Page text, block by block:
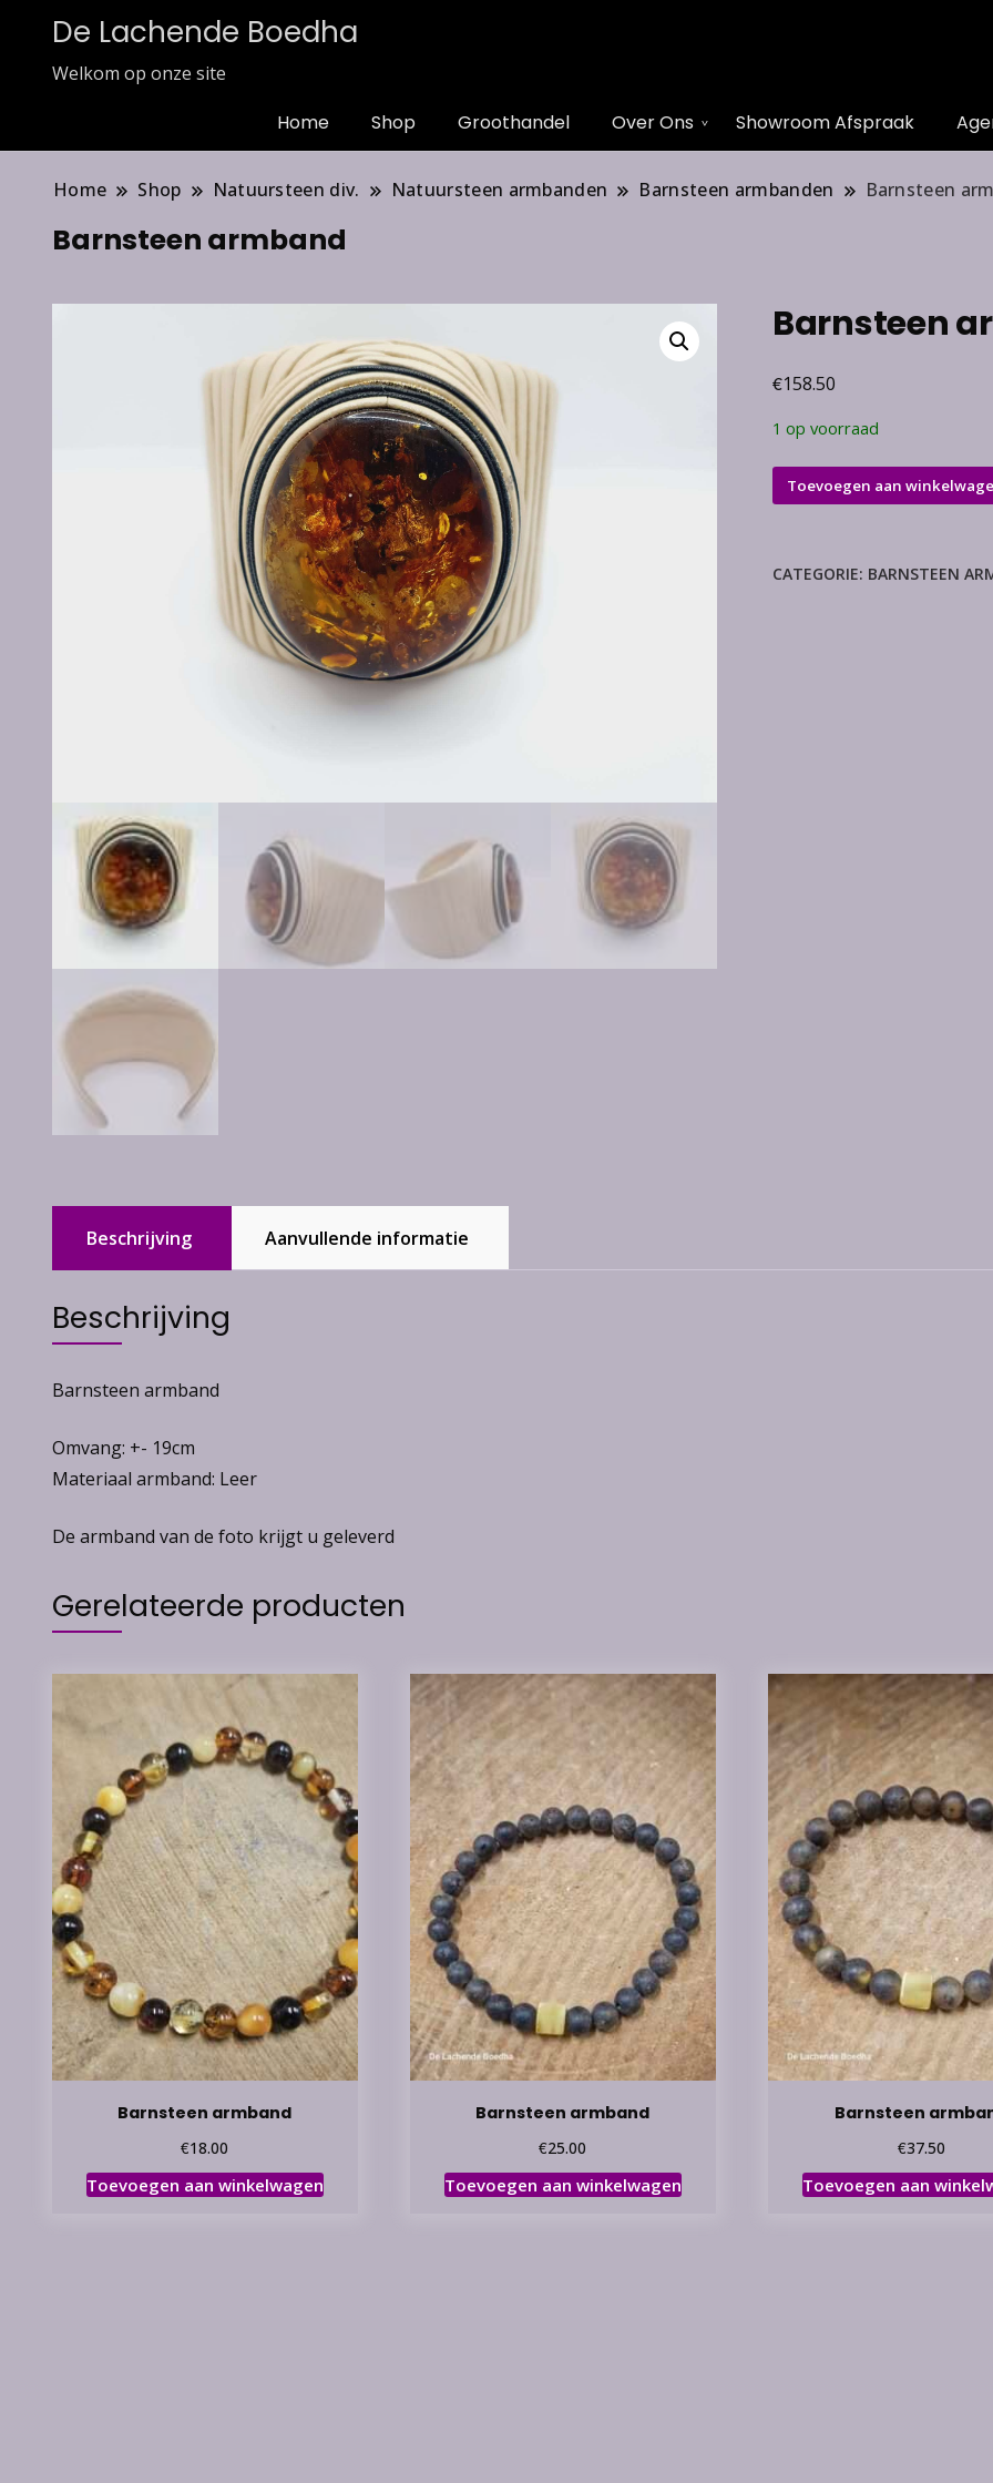
De Lachende Boedha
Welkom op onze site
Home Shop Groothandel Over Ons Showroom Afspraak
Home Shop Natuursteen div. Natuursteen armbanden Barnsteen armbanden Barnsteen
Barnsteen armband
Barnsteen
€158.50
1 op voorraad
Barnsteen
armband
Toevoegen aan
CATEGORIE: BARNSTEEN
Beschrijving Aanvullende informatie
Beschrijving
Barnsteen armband
Omvang: +- 19cm
Materiaal armband: Leer
De armband van de foto krijgt u geleverd
Gerelateerde producten
Barnsteen armband
€18.00
Toevoegen aan winkelwagen
Barnsteen armband
€25.00
Toevoegen aan winkelwagen
Barnsteen
€37.50
Toevoegen aan